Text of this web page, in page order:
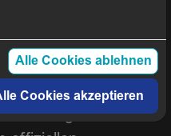
sagt
der
GmbH.
wird
erfolgen. Die
Alle Cookies ablehnen
Cookies akzeptieren